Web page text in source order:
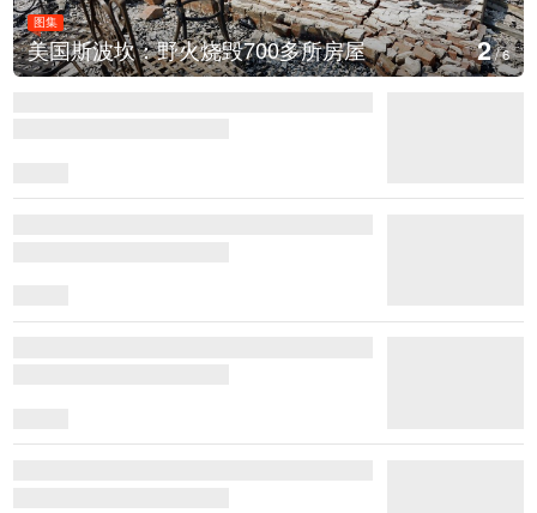
图集
美国斯波坎：野火烧毁700多所房屋 3/6